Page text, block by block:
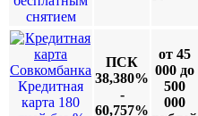
снятием
Кредитная
карта 180
ПСК
38,380%
-
60,757%
от 45
000 до
500
000